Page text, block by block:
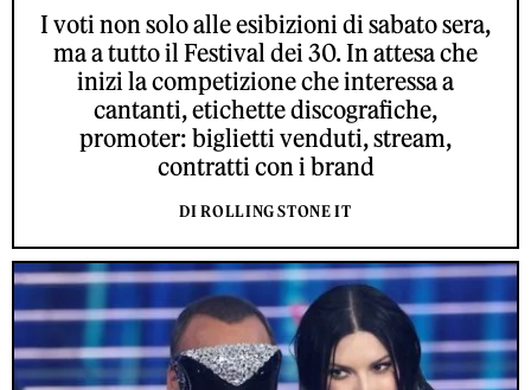
I voti non solo alle esibizioni di sabato sera,
ma a tutto il Festival dei 30. In attesa che
inizi la competizione che interessa a
cantanti, etichette discografiche,
promoter: biglietti venduti, stream,
contratti con i brand
DI ROLLING STONE IT